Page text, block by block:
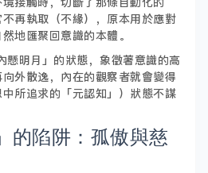
不再執取（不緣），原本用於應對
地匯聚回意識的本體。
懸明月」的狀態，象徵著意識的高
外散逸，內在的觀察者就會變得
所追求的「元認知」）狀態不謀
的陷阱：孤傲與慈